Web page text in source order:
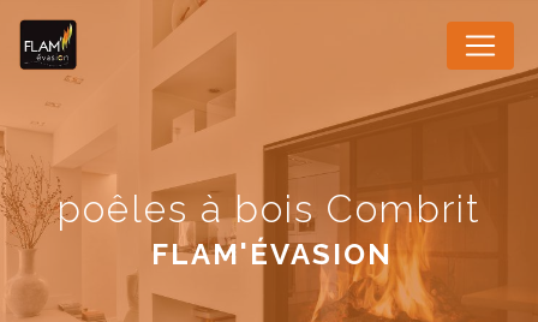
poêles à bois Combrit
FLAM'ÉVASION
Panneau de gestion des cookies